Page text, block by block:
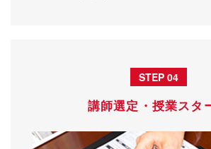
STEP 04
講師選定・授業スタ